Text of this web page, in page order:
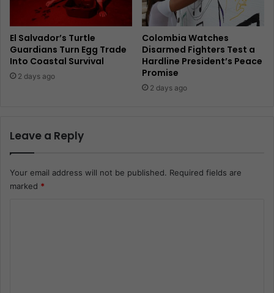
El Salvador’s Turtle
Guardians Turn Egg Trade
Into Coastal Survival
2 days ago
Colombia Watches
Disarmed Fighters Test a
Hardline President’s Peace
Promise
2 days ago
Leave a Reply
Your email address will not be published. Required fields are
marked *